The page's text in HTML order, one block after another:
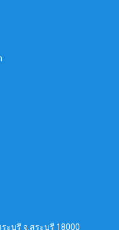
ะบุรี จ.สระบุรี 18000